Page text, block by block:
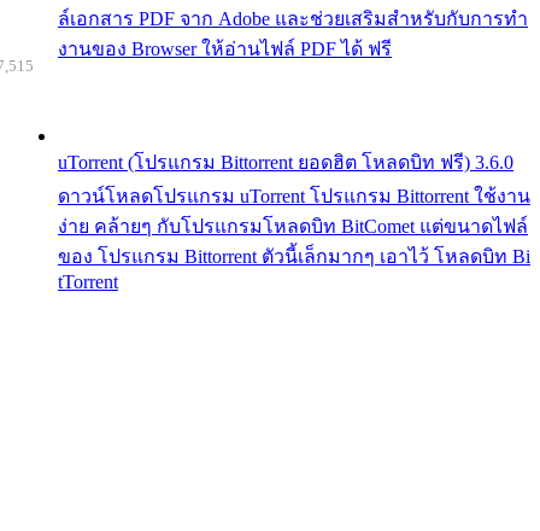
ล์เอกสาร PDF จาก Adobe และช่วยเสริมสำหรับกับการทำ
งานของ Browser ให้อ่านไฟล์ PDF ได้ ฟรี
uTorrent (โปรแกรม Bittorrent ยอดฮิต โหลดบิท ฟรี) 3.6.0
ดาวน์โหลดโปรแกรม uTorrent โปรแกรม Bittorrent ใช้งาน
ง่าย คล้ายๆ กับโปรแกรมโหลดบิท BitComet แต่ขนาดไฟล์
ของ โปรแกรม Bittorrent ตัวนี้เล็กมากๆ เอาไว้ โหลดบิท Bi
tTorrent